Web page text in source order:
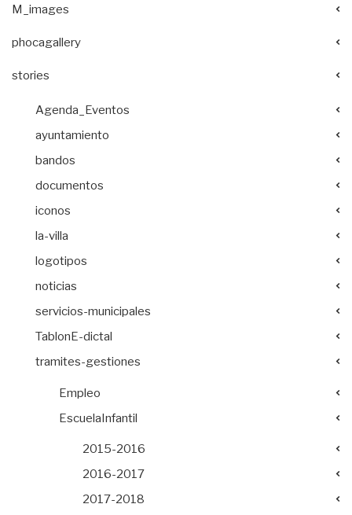
M_images
phocagallery
stories
Agenda_Eventos
ayuntamiento
bandos
documentos
iconos
la-villa
logotipos
noticias
servicios-municipales
TablonE-dictal
tramites-gestiones
Empleo
EscuelaInfantil
2015-2016
2016-2017
2017-2018